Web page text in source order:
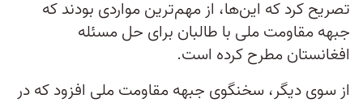
تصریح کرد که این‌ها، از مهم‌ترین مواردی بودند که
جبهه مقاومت ملی با طالبان برای حل مسئله
افغانستان مطرح کرده است.
از سوی دیگر، سخنگوی جبهه مقاومت ملی افزود که در